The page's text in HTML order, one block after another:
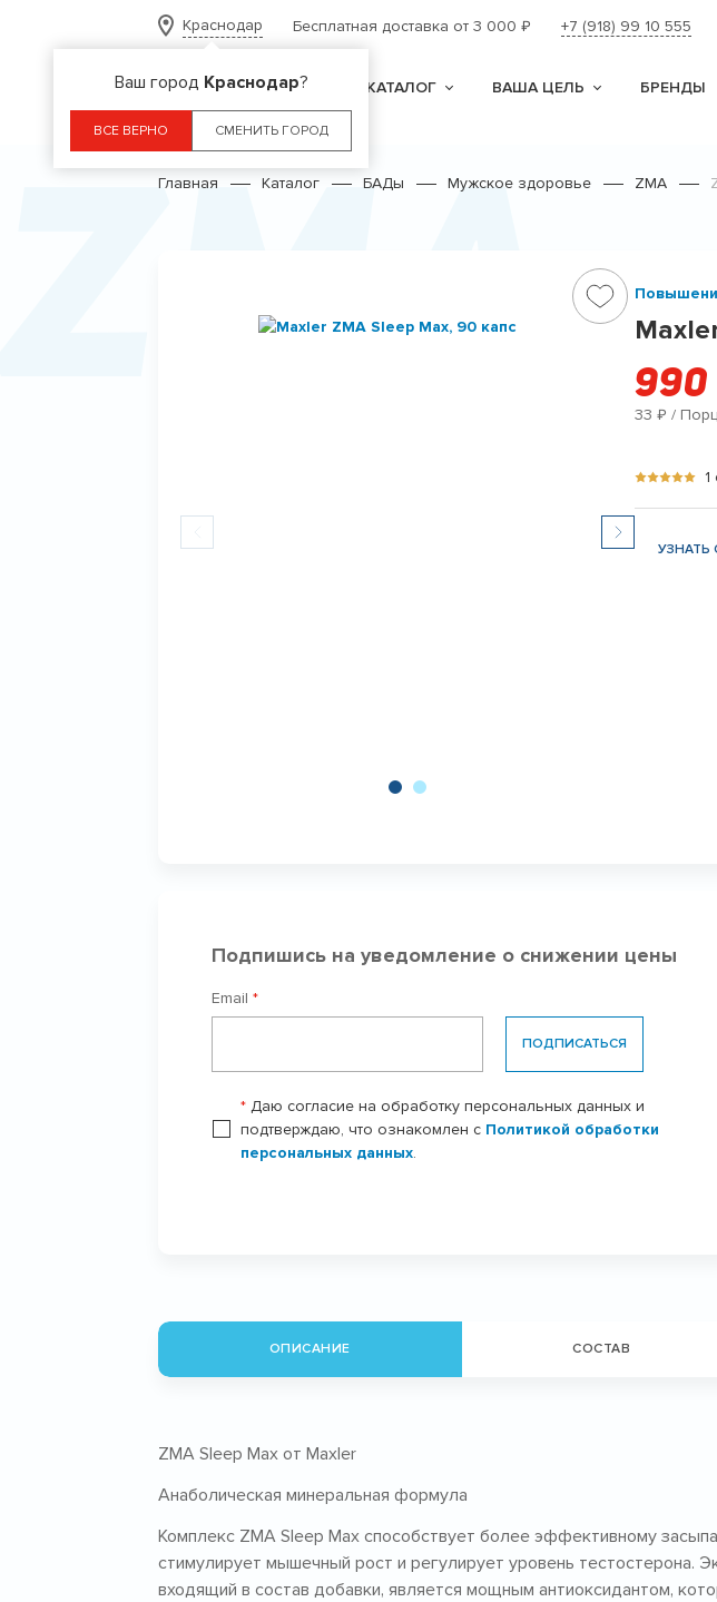
Краснодар
Ваш город Краснодар?
ВСЕ ВЕРНО СМЕНИТЬ ГОРОД
Бесплатная доставка от 3 000₽ +7 (918) 99 10 555
КАТАЛОГ ВАША ЦЕЛЬ БРЕНДЫ
Главная Каталог БАДы Мужское здоровье ZMA
ZMA 990
33 ₽ /
1
УЗНАТЬ
Подпишись на уведомление о снижении цены
Email *
ПОДПИСАТЬСЯ
* Даю согласие на обработку персональных данных и
подтверждаю, что ознакомлен с Политикой обработки
персональных данных.
ОПИСАНИЕ СОСТАВ
ZMA Sleep Max от Maxler
Анаболическая минеральная формула
Комплекс ZMA Sleep Max способствует более эффективному
стимулирует мышечный рост и регулирует уровень тестостерона.
входящий в состав добавки, является мощным антиоксидантом,